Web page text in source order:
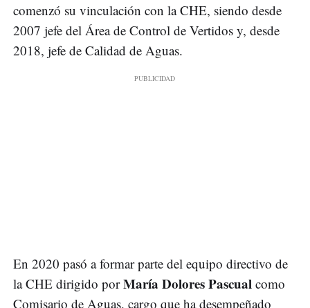
comenzó su vinculación con la CHE, siendo desde
2007 jefe del Área de Control de Vertidos y, desde
2018, jefe de Calidad de Aguas.
En 2020 pasó a formar parte del equipo directivo de
la CHE dirigido porMaría Dolores Pascual como
Comisario de Aguas, cargo que ha desempeñado